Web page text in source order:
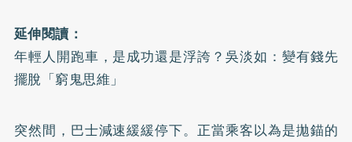
延伸閱讀：
年輕人開跑車，是成功還是浮誇？吳淡如：變有錢先
擺脫「窮鬼思維」
突然間，巴士減速緩緩停下。正當乘客以為是拋錨的